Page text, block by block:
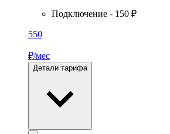
Подключение - 150 ₽
550
₽/мес
Детали тарифа